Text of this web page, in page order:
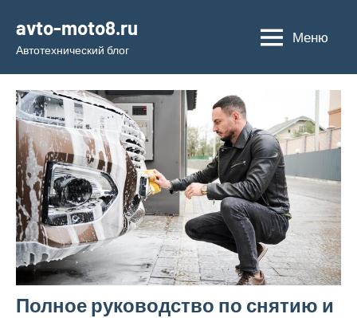
содержимому
avto-moto8.ru
Автотехнический блог
Меню
Полное руководство по снятию и